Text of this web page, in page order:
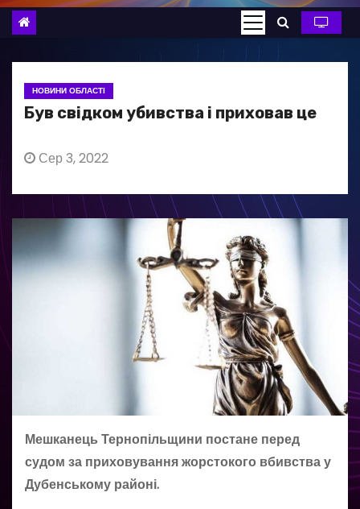
НОВИНИ ОБЛАСТІ
Був свідком убивства і приховав це
Сер 3, 2022
Мешканець Тернопільщини постане перед
судом за приховування жорстокого вбивства у
Дубенському районі.